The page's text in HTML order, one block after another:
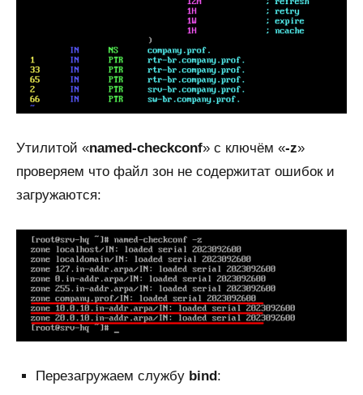
Утилитой «named-checkconf» с ключём «-z»
проверяем что файл зон не содержитат ошибок и
загружаются:
Перезагружаем службу bind: